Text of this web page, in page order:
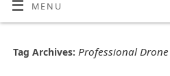
MENU
Tag Archives: Professional